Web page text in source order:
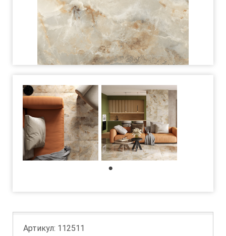
Артикул: 112511